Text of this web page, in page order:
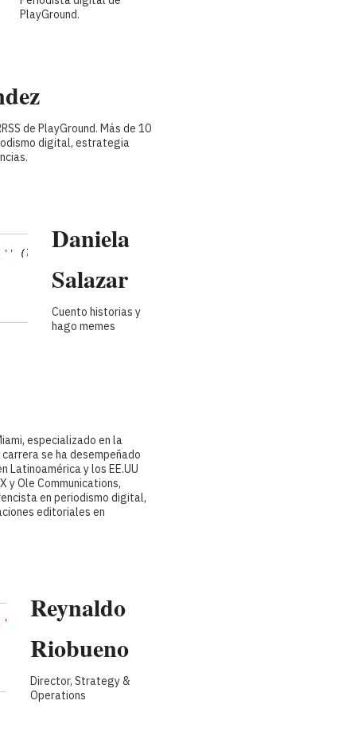
PlayGround.
de PlayGround. Más de 10
digital, estrategia
'' (length=0)Daniela
Salazar
Cuento historias y
hago memes
especializado en la
se ha desempeñado
Latinoamérica y los EE.UU
y Ole Communications,
en periodismo digital,
editoriales en
'' (length=0)
Reynaldo
Riobueno
Director, Strategy &
Operations